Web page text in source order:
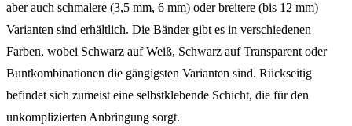
aber auch schmalere (3,5 mm, 6 mm) oder breitere (bis 12 mm)
Varianten sind erhältlich. Die Bänder gibt es in verschiedenen
Farben, wobei Schwarz auf Weiß, Schwarz auf Transparent oder
Buntkombinationen die gängigsten Varianten sind. Rückseitig
befindet sich zumeist eine selbstklebende Schicht, die für den
unkomplizierten Anbringung sorgt.